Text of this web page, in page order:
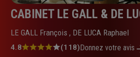
CABINET LE GALL & DE
LE GALL François , DE LUCA Raphael
Note
4.8 (118)Donnez votre avis